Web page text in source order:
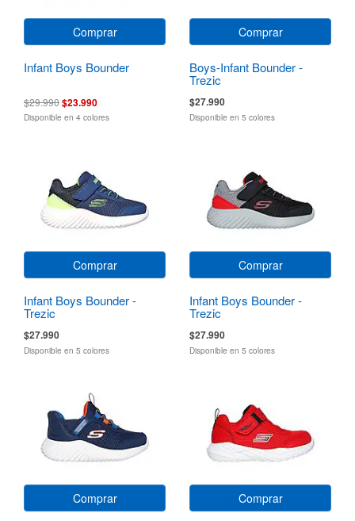
Comprar
Infant Boys Bounder
$29.990$23.990
Disponible en 4 colores
Comprar
Boys-Infant Bounder -
Trezic
$27.990
Disponible en 5 colores
Comprar
Infant Boys Bounder -
Trezic
$27.990
Disponible en 5 colores
Comprar
Infant Boys Bounder -
Trezic
$27.990
Disponible en 5 colores
Comprar Comprar